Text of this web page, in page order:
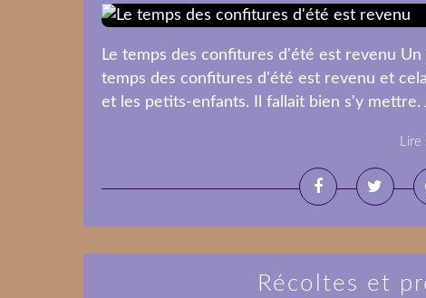
Le temps des confitures d'été est revenu
temps des confitures d'été est revenu et
et les petits-enfants. Il fallait bien s'y mettre.
Lire
Récoltes et